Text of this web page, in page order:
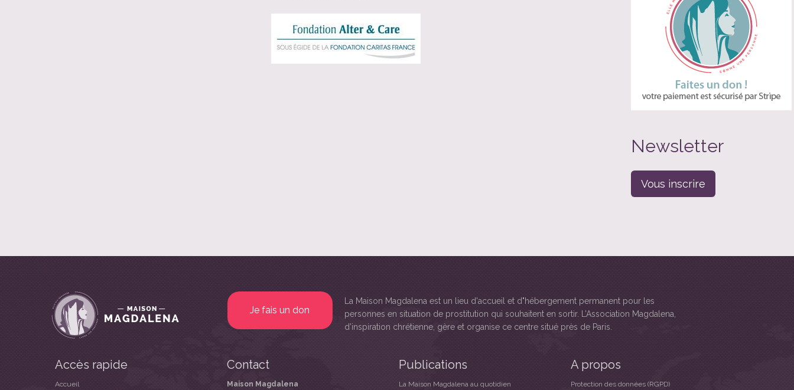
Newsletter
Vous inscrire
Je fais un don
La Maison Magdalena est un lieu d'accueil et d"hébergement permanent pour les
personnes en situation de prostitution qui souhaitent en sortir. L’Association Magdalena,
d’inspiration chrétienne, gère et organise ce centre situé près de Paris.
Accès rapide
Accueil
Contact
Maison Magdalena
Publications
La Maison Magdalena au quotidien
A propos
Protection des données (RGPD)